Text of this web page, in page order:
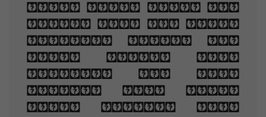
look Your eyes had
once, and of their
shadows deep; How
many loved your
moments of glad
grace, And loved
your beauty with